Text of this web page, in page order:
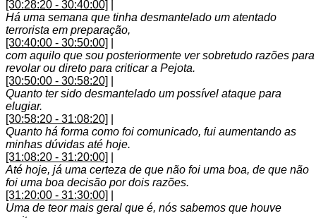
[30:28:20 - 30:40:00]
Há uma semana que tinha desmantelado um atentado
terrorista em preparação,
[30:40:00 - 30:50:00]
com aquilo que sou posteriormente ver sobretudo razões para
revolar ou direto para criticar a Pejota.
[30:50:00 - 30:58:20]
Quanto ter sido desmantelado um possível ataque para
elugiar.
[30:58:20 - 31:08:20]
Quanto há forma como foi comunicado, fui aumentando as
minhas dúvidas até hoje.
[31:08:20 - 31:20:00]
Até hoje, já uma certeza de que não foi uma boa, de que não
foi uma boa decisão por dois razões.
[31:20:00 - 31:30:00]
Uma de teor mais geral que é, nós sabemos que houve